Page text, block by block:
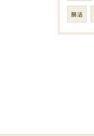
腸活